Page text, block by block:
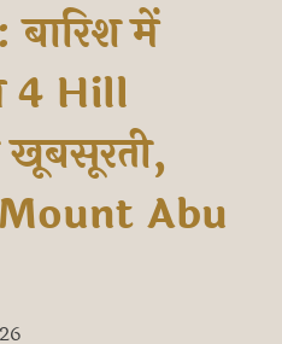
में
4 Hill
Abu